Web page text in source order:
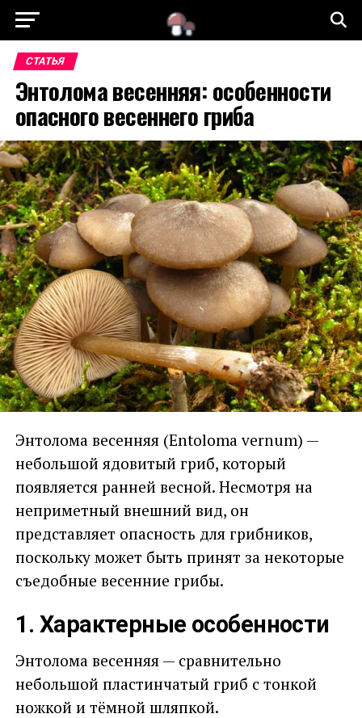
ГЛАВНАЯ
НЕСЪЕДОБНЫЕ ГРИБЫ ЯДОВИТЫЕ ГРИБЫ
СТАТЬЯ
Энтолома весенняя: особенности
опасного весеннего гриба
Энтолома весенняя (Entoloma vernum) —
небольшой ядовитый гриб, который
появляется ранней весной. Несмотря на
неприметный внешний вид, он
представляет опасность для грибников,
поскольку может быть принят за некоторые
съедобные весенние грибы.
1. Характерные особенности
Энтолома весенняя — сравнительно
небольшой пластинчатый гриб с тонкой
ножкой и тёмной шляпкой.